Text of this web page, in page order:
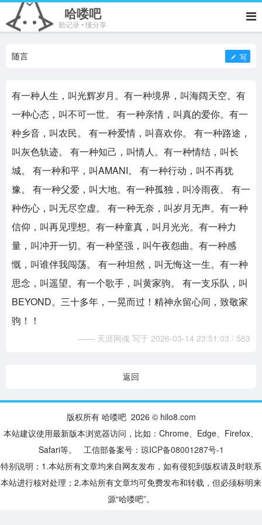
哈喽吧
勤记录 • 懂分享
随言 写
有一种人生，叫光辉岁月。有一种境界，叫海阔天空。有
一种心态，叫不可一世。 有一种亲情，叫真的爱你。有一
种乡音，叫农民。 有一种爱情，叫喜欢你。 有一种路途，
叫灰色轨迹。 有一种知己，叫情人。有一种情结，叫长
城。 有一种和平，叫AMANI。 有一种行动，叫不再犹
豫。 有一种父爱，叫大地。有一种孤独，叫冷雨夜。 有一
种伤心，叫无尽空虚。 有一种无奈，叫岁月无声。有一种
信仰，叫再见理想。有一种童真，叫月光光。有一种力
量，叫冲开一切。有一种坚强，叫午夜怨曲。有一种感
慨，叫谁伴我闯荡。 有一种坦然，叫无悔这一生。有一种
思念，叫遥望。有一个歌手，叫黄家驹。 有一支乐队，叫
BEYOND。三十多年，一晃而过！精神永留心间，致敬家
驹！！
—— 天涯网魂 写于 2026-03-14 23:51:03 / 583
返回
版权所有 哈喽吧 2026 © hilo8.com
本站建议使用最新版本浏览器访问，比如：Chrome、Edge、Firefox、
Safari等。 工信部备案号： 琼ICP备08001287号-1
特别说明：1.本站所有文章均来自网友发布，如有侵犯到版权请及时联系
本站进行核对处理；2.本站所有文章均可免费发布和转载，但必须标明来
源“哈喽吧”。